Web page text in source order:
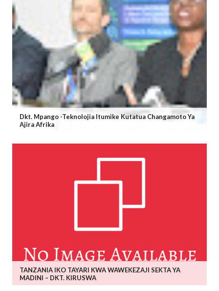
Dkt. Mpango -Teknolojia Itumike Kutatua Changamoto Ya
Ajira Afrika
TANZANIA IKO TAYARI KWA WAWEKEZAJI SEKTA YA
MADINI – DKT. KIRUSWA